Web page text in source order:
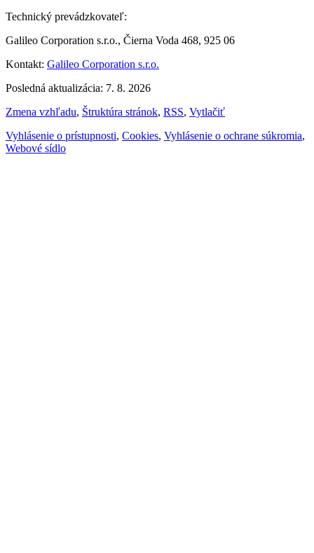
Technický prevádzkovateľ:
Galileo Corporation s.r.o., Čierna Voda 468, 925 06
Kontakt: Galileo Corporation s.r.o.
Posledná aktualizácia: 7. 8. 2026
Zmena vzhľadu, Štruktúra stránok, RSS, Vytlačiť
Vyhlásenie o prístupnosti, Cookies, Vyhlásenie o ochrane súkromia,
Webové sídlo